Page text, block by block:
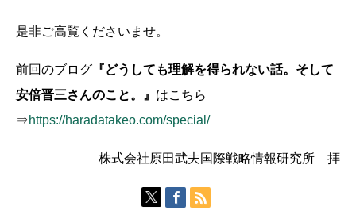
是非ご高覧くださいませ。
前回のブログ 『どうしても理解を得られない話。そして
安倍晋三さんのこと。』 はこちら
⇒https://haradatakeo.com/special/
株式会社原田武夫国際戦略情報研究所 拝